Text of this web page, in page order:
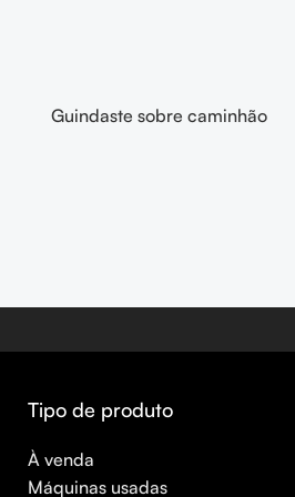
Guindaste sobre caminhão
Tipo de produto
À venda
Máquinas usadas